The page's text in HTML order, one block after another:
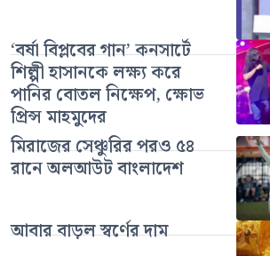
‘বর্ষা বিপ্লবের গান’ কনসার্টে
শিল্পী হাসানকে লক্ষ্য করে
পানির বোতল নিক্ষেপ, ক্ষোভ
প্রিন্স মাহমুদের
মিরাজের সেঞ্চুরির পরও ৫৪
রানে অলআউট বাংলাদেশ
আবার বাড়ল স্বর্ণের দাম